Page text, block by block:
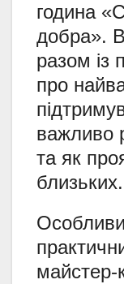
година
добра».
разом із
про
важливо
та як
близьких.
майстер-